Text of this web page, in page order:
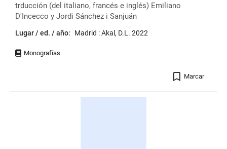
trducción (del italiano, francés e inglés) Emiliano
D'Incecco y Jordi Sánchez i Sanjuán
Lugar / ed. / año: Madrid : Akal, D.L. 2022
Marcar